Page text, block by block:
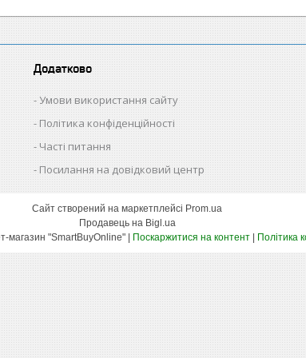
Додатково
Умови використання сайту
Політика конфіденційності
Часті питання
Посилання на довідковий центр
Сайт створений на маркетплейсі Prom.ua
Продавець на Bigl.ua
Поскаржитися на контент Політика